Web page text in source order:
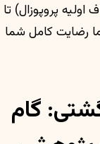
پروپوزال) تا
رضایت کامل شما
گام